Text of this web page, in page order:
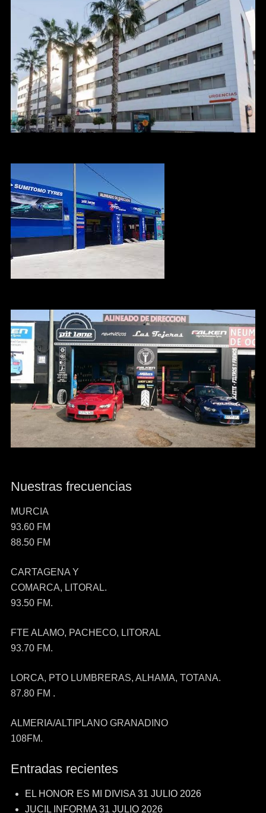
Nuestras frecuencias
MURCIA
93.60 FM
88.50 FM
CARTAGENA Y
COMARCA, LITORAL.
93.50 FM.
FTE ALAMO, PACHECO, LITORAL
93.70 FM.
LORCA, PTO LUMBRERAS, ALHAMA, TOTANA.
87.80 FM .
ALMERIA/ALTIPLANO GRANADINO
108FM.
Entradas recientes
EL HONOR ES MI DIVISA 31 JULIO 2026
JUCIL INFORMA 31 JULIO 2026